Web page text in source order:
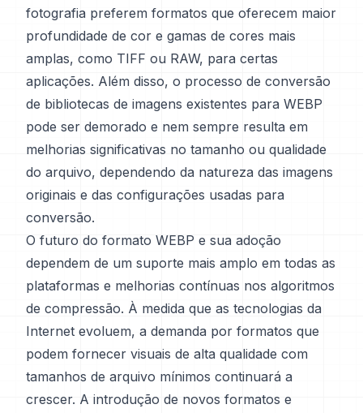
fotografia preferem formatos que oferecem maior
profundidade de cor e gamas de cores mais
amplas, como TIFF ou RAW, para certas
aplicações. Além disso, o processo de conversão
de bibliotecas de imagens existentes para WEBP
pode ser demorado e nem sempre resulta em
melhorias significativas no tamanho ou qualidade
do arquivo, dependendo da natureza das imagens
originais e das configurações usadas para
conversão.
O futuro do formato WEBP e sua adoção
dependem de um suporte mais amplo em todas as
plataformas e melhorias contínuas nos algoritmos
de compressão. À medida que as tecnologias da
Internet evoluem, a demanda por formatos que
podem fornecer visuais de alta qualidade com
tamanhos de arquivo mínimos continuará a
crescer. A introdução de novos formatos e